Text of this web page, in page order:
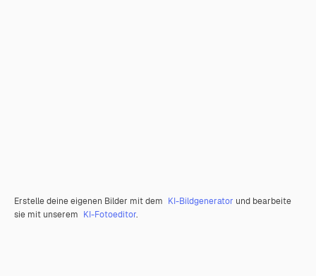
Erstelle deine eigenen Bilder mit dem KI-Bildgenerator und bearbeite
sie mit unserem KI-Fotoeditor.